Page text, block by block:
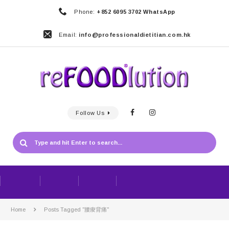
Phone: +852 6095 3702 WhatsApp
Email: info@professionaldietitian.com.hk
Follow Us
Home Posts Tagged "腰痠背痛"